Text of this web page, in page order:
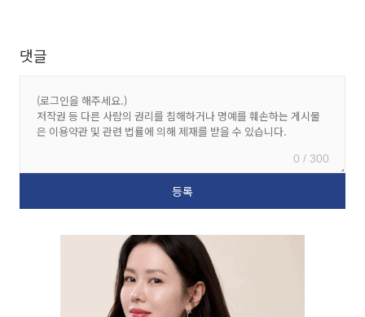
댓글
0 / 300